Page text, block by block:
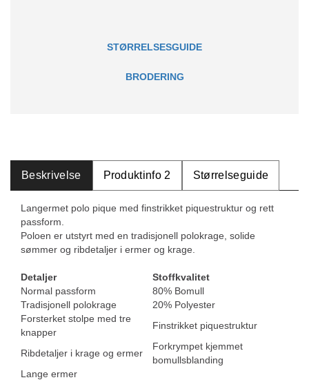
STØRRELSESGUIDE
BRODERING
Beskrivelse Produktinfo 2 Størrelseguide
Langermet polo pique med finstrikket piquestruktur og rett
passform.
Poloen er utstyrt med en tradisjonell polokrage, solide
sømmer og ribdetaljer i ermer og krage.
Detaljer
Stoffkvalitet
Normal passform
80% Bomull
Tradisjonell polokrage
20% Polyester
Forsterket stolpe med tre
knapper
Finstrikket piquestruktur
Ribdetaljer i krage og ermer
Forkrympet kjemmet
bomullsblanding
Lange ermer